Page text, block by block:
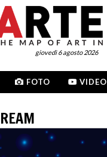
giovedì 6 agosto 2026
FOTO VIDEO